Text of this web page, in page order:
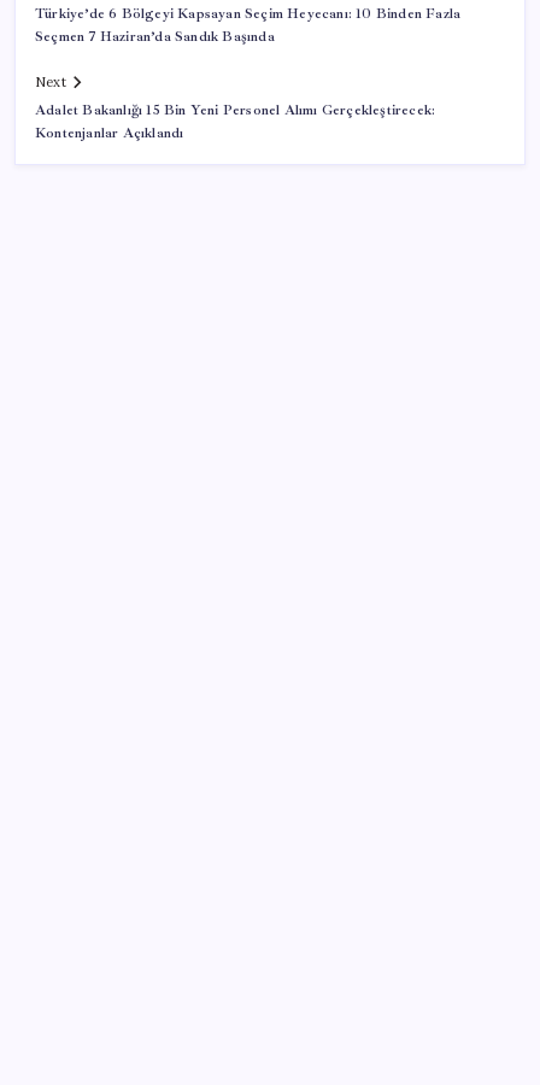
Türkiye’de 6 Bölgeyi Kapsayan Seçim Heyecanı: 10 Binden Fazla
Seçmen 7 Haziran’da Sandık Başında
Next
Adalet Bakanlığı 15 Bin Yeni Personel Alımı Gerçekleştirecek:
Kontenjanlar Açıklandı